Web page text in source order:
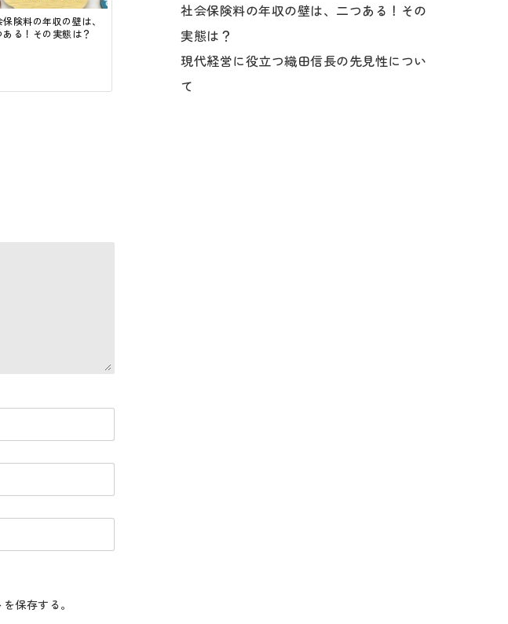
険料の年収の壁は、
ある！その実態は？
保存する。
社会保険料の年収の壁は、二つある！その
実態は？
現代経営に役立つ織田信長の先見性につい
て